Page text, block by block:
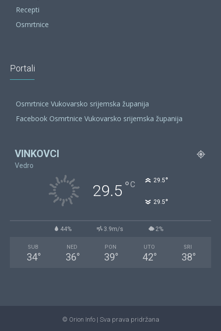
Recepti
Osmrtnice
Portali
Osmrtnice Vukovarsko srijemska županija
Facebook Osmrtnice Vukovarsko srijemska županija
VINKOVCI
Vedro
29.5 °C 29.5°
29.5°
44% 3.9m/s 2%
SUB
34°
NED
36°
PON
39°
UTO
42°
SRI
38°
© Orion Info | Sva prava pridržana